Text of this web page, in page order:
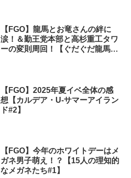
【FGO】龍馬とお竜さんの絆に
涙！＆勤王党本部と高杉重工タワ
ーの変則周回！【ぐだぐだ龍馬危
【FGO】2025年夏イベ全体の感
想【カルデア・U-サマーアイラン
ド#2】
【FGO】今年のホワイトデーはメ
ガネ男子萌え！？【15人の理知的
なメガネたち#1】